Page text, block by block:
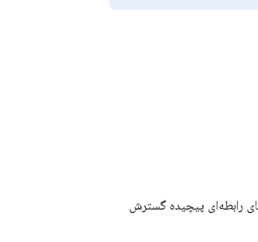
رابطه‌ای پیچیده گسترش